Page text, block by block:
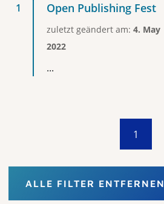
Open Publishing Fest
zuletzt geändert am: 4. May
2022
...
1
ALLE FILTER ENTFERNEN